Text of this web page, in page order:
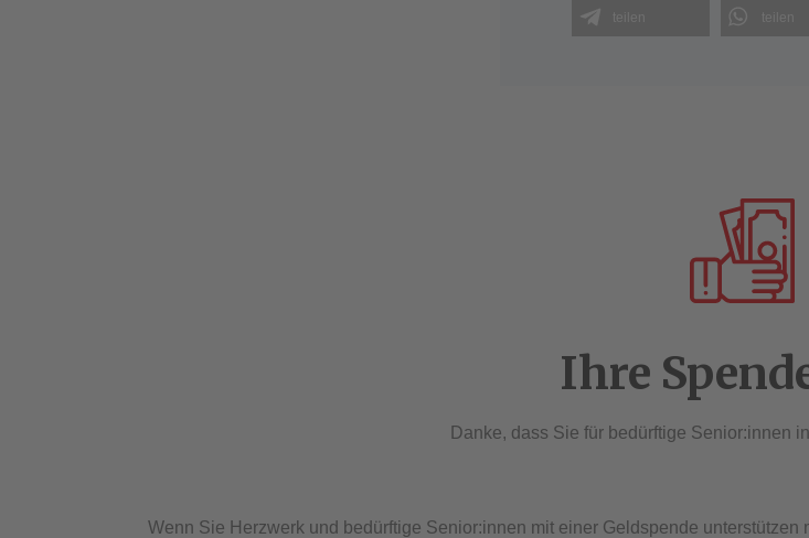
Ihre
Danke, dass Sie für bedürftige Senior:innen
Wenn Sie Herzwerk und bedürftige Senior:innen mit einer Geldspende